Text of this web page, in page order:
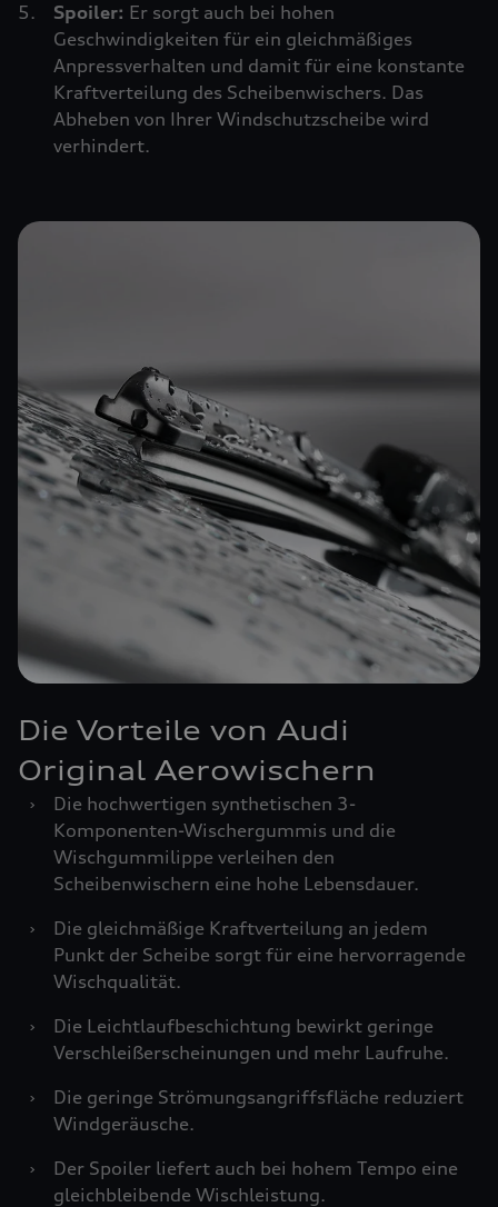
Spoiler: Er sorgt auch bei hohen
Geschwindigkeiten für ein gleichmäßiges
Anpressverhalten und damit für eine konstante
Kraftverteilung des Scheibenwischers. Das
Abheben von Ihrer Windschutzscheibe wird
verhindert.
Die Vorteile von Audi
Original Aerowischern
›
Die hochwertigen synthetischen 3-
Komponenten-Wischergummis und die
Wischgummilippe verleihen den
Scheibenwischern eine hohe Lebensdauer.
›
Die gleichmäßige Kraftverteilung an jedem
Punkt der Scheibe sorgt für eine hervorragende
Wischqualität.
›
Die Leichtlaufbeschichtung bewirkt geringe
Verschleißerscheinungen und mehr Laufruhe.
›
Die geringe Strömungsangriffsfläche reduziert
Windgeräusche.
›
Der Spoiler liefert auch bei hohem Tempo eine
gleichbleibende Wischleistung.